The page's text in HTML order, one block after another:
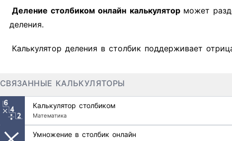
Деление столбиком онлайн калькулятор может
деления.
Калькулятор деления в столбик поддерживает
СВЯЗАННЫЕ КАЛЬКУЛЯТОРЫ
Калькулятор столбиком
Математика
Умножение в столбик онлайн